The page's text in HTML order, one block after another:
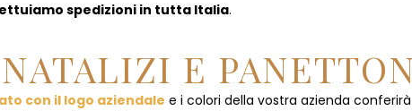
spedizioni in tutta Italia.
E
con il logo aziendale e i colori della vostra azienda